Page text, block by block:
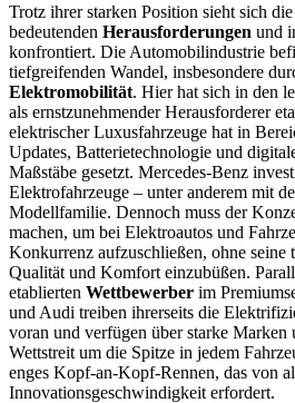
Trotz ihrer starken Position sieht sich
bedeutenden Herausforderungen und
konfrontiert. Die Automobilindustrie
tiefgreifenden Wandel, insbesondere
Elektromobilität. Hier hat sich in den
als ernstzunehmender Herausforderer
elektrischer Luxusfahrzeuge hat in
Updates, Batterietechnologie und
Maßstäbe gesetzt. Mercedes-Benz
Elektrofahrzeuge – unter anderem mit
Modellfamilie. Dennoch muss der
machen, um bei Elektroautos und
Konkurrenz aufzuschließen, ohne seine
Qualität und Komfort einzubüßen.
etablierten Wettbewerber im
und Audi treiben ihrerseits die
voran und verfügen über starke
Wettstreit um die Spitze in jedem
enges Kopf-an-Kopf-Rennen, das von
Innovationsgeschwindigkeit erfordert.